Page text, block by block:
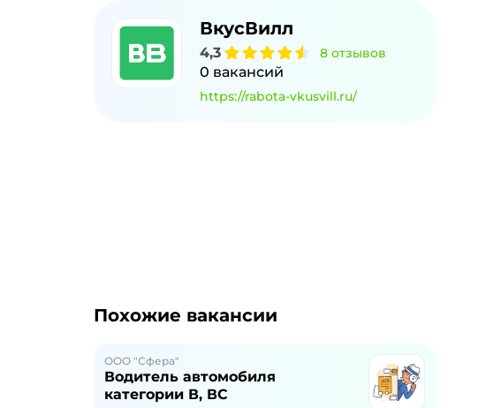
ВкусВилл
4,3 8 отзывов
0 вакансий
https://rabota-vkusvill.ru/
Похожие вакансии
ООО "Сфера"
Водитель автомобиля
категории В, ВС